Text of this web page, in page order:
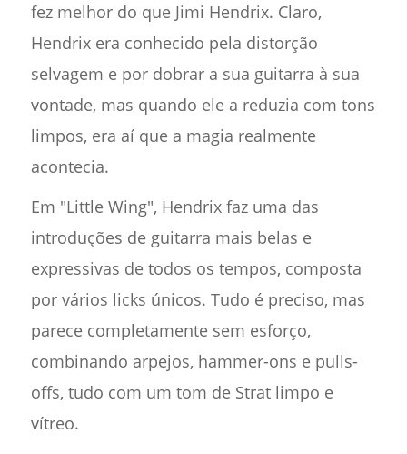
fez melhor do que Jimi Hendrix. Claro,
Hendrix era conhecido pela distorção
selvagem e por dobrar a sua guitarra à sua
vontade, mas quando ele a reduzia com tons
limpos, era aí que a magia realmente
acontecia.
Em "Little Wing", Hendrix faz uma das
introduções de guitarra mais belas e
expressivas de todos os tempos, composta
por vários licks únicos. Tudo é preciso, mas
parece completamente sem esforço,
combinando arpejos, hammer-ons e pulls-
offs, tudo com um tom de Strat limpo e
vítreo.